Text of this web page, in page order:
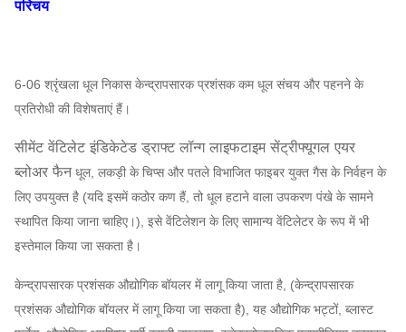
परिचय
6-06 श्रृंखला धूल निकास केन्द्रापसारक प्रशंसक कम धूल संचय और पहनने के
प्रतिरोधी की विशेषताएं हैं।
सीमेंट वेंटिलेट इंडिकेटेड ड्राफ्ट लॉन्ग लाइफटाइम सेंट्रीफ्यूगल एयर
ब्लोअर फैनधूल, लकड़ी के चिप्स और पतले विभाजित फाइबर युक्त गैस के निर्वहन के
लिए उपयुक्त है (यदि इसमें कठोर कण हैं, तो धूल हटाने वाला उपकरण पंखे के सामने
स्थापित किया जाना चाहिए।), इसे वेंटिलेशन के लिए सामान्य वेंटिलेटर के रूप में भी
इस्तेमाल किया जा सकता है।
केन्द्रापसारक प्रशंसक औद्योगिक बॉयलर में लागू किया जाता है, (केन्द्रापसारक
प्रशंसक औद्योगिक बॉयलर में लागू किया जा सकता है), यह औद्योगिक भट्टों, ब्लास्ट